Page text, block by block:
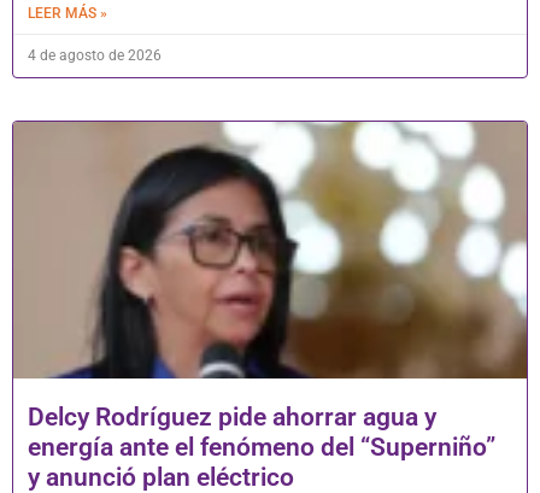
LEER MÁS »
4 de agosto de 2026
Delcy Rodríguez pide ahorrar agua y
energía ante el fenómeno del “Superniño”
y anunció plan eléctrico